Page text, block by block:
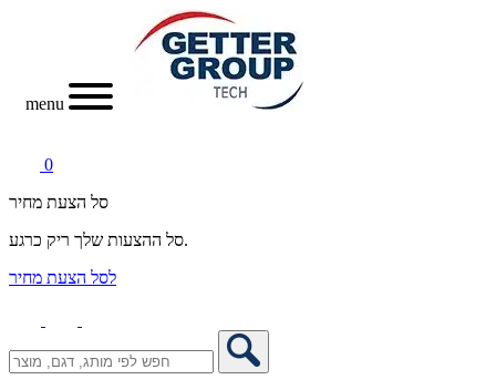
menu
0
סל הצעת מחיר
סל ההצעות שלך ריק כרגע.
לסל הצעת מחיר